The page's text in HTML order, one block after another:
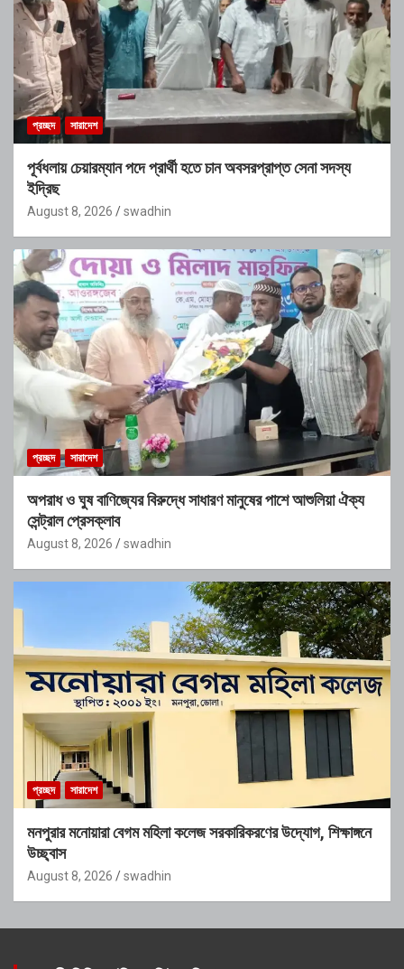
প্রচ্ছদ সারাদেশ
পূর্বধলায় চেয়ারম্যান পদে প্রার্থী হতে চান অবসরপ্রাপ্ত সেনা সদস্য
ইদ্রিছ
August 8, 2026 swadhin
প্রচ্ছদ সারাদেশ
অপরাধ ও ঘুষ বাণিজ্যের বিরুদ্ধে সাধারণ মানুষের পাশে আশুলিয়া ঐক্য
সেন্ট্রাল প্রেসক্লাব
August 8, 2026 swadhin
প্রচ্ছদ সারাদেশ
মনপুরার মনোয়ারা বেগম মহিলা কলেজ সরকারিকরণের উদ্যোগ, শিক্ষাঙ্গনে
উচ্ছ্বাস
August 8, 2026 swadhin